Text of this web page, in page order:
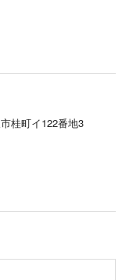
桂町イ122番地3